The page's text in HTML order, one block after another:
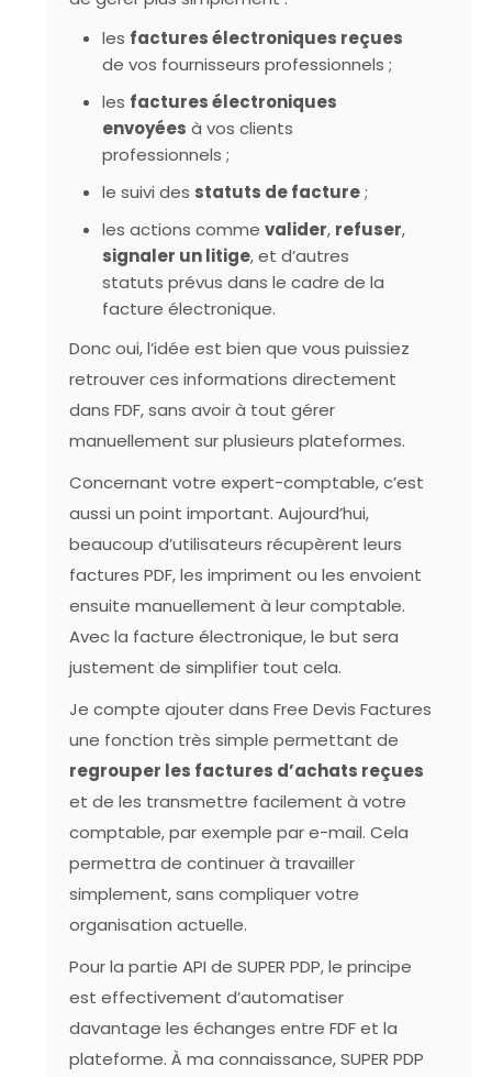
les factures électroniques reçues
de vos fournisseurs professionnels ;
les factures électroniques
envoyées à vos clients
professionnels ;
le suivi des statuts de facture;
les actions comme valider, refuser,
signaler un litige, et d’autres
statuts prévus dans le cadre de la
facture électronique.
Donc oui, l’idée est bien que vous puissiez
retrouver ces informations directement
dans FDF, sans avoir à tout gérer
manuellement sur plusieurs plateformes.
Concernant votre expert-comptable, c’est
aussi un point important. Aujourd’hui,
beaucoup d’utilisateurs récupèrent leurs
factures PDF, les impriment ou les envoient
ensuite manuellement à leur comptable.
Avec la facture électronique, le but sera
justement de simplifier tout cela.
Je compte ajouter dans Free Devis Factures
une fonction très simple permettant de
regrouper les factures d’achats reçues
et de les transmettre facilement à votre
comptable, par exemple par e-mail. Cela
permettra de continuer à travailler
simplement, sans compliquer votre
organisation actuelle.
Pour la partie API de SUPER PDP, le principe
est effectivement d’automatiser
davantage les échanges entre FDF et la
plateforme. À ma connaissance, SUPER PDP